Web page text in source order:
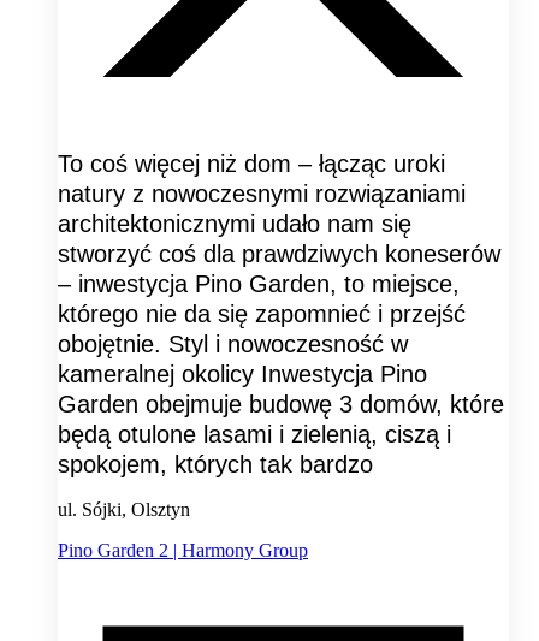
To coś więcej niż dom – łącząc uroki
natury z nowoczesnymi rozwiązaniami
architektonicznymi udało nam się
stworzyć coś dla prawdziwych koneserów
– inwestycja Pino Garden, to miejsce,
którego nie da się zapomnieć i przejść
obojętnie. Styl i nowoczesność w
kameralnej okolicy Inwestycja Pino
Garden obejmuje budowę 3 domów, które
będą otulone lasami i zielenią, ciszą i
spokojem, których tak bardzo
ul. Sójki, Olsztyn
Pino Garden 2 | Harmony Group